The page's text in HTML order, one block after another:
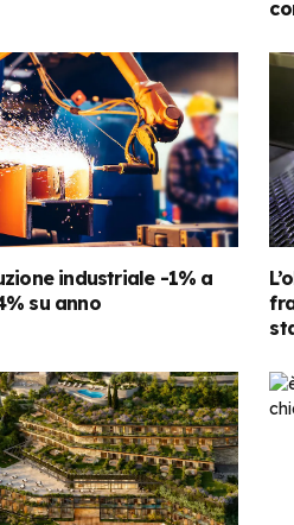
industriale -1% a
su anno